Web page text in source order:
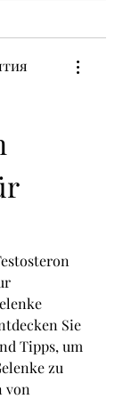
Sie
Tipps, um
zu
von